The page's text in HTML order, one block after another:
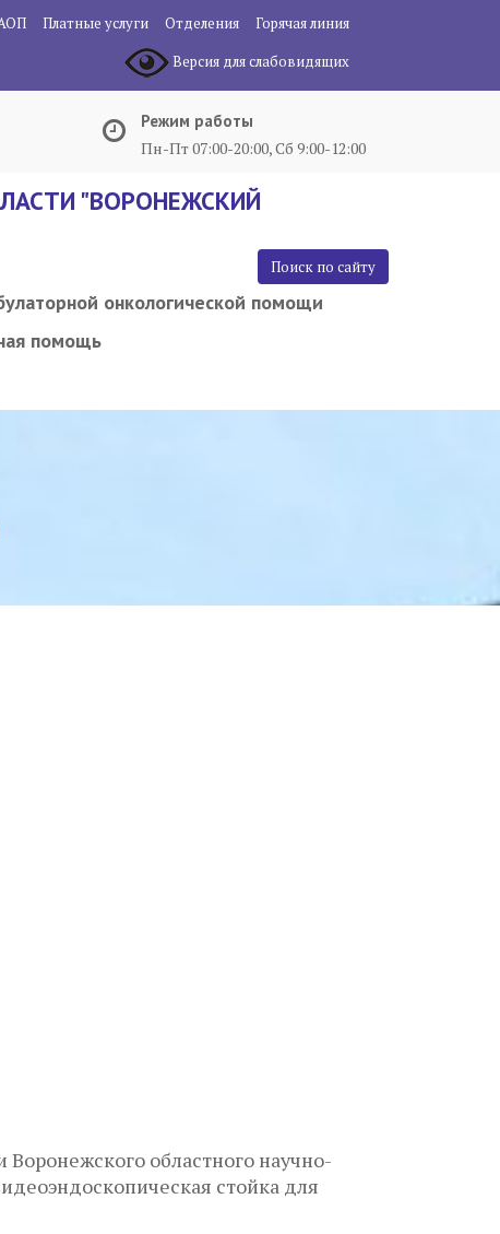
Платные услуги Отделения
Горячая линия
Версия для слабовидящих
Режим работы
Пн-Пт 07:00-20:00, Сб 9:00-12:00
"ВОРОНЕЖСКИЙ
Поиск по сайту
онкологической помощи
помощь
областного научно-
стойка для